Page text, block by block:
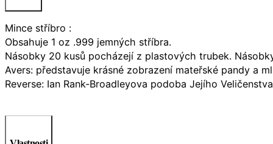
Mince stříbro :
Obsahuje 1 oz .999 jemných stříbra.
Násobky 20 kusů pocházejí z plastových trubek.
Avers: představuje krásné zobrazení mateřské pandy a
Reverse: Ian Rank-Broadleyova podoba Jejího